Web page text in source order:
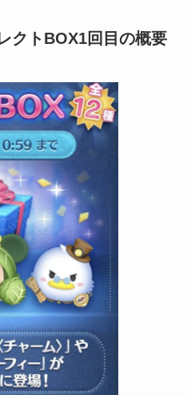
クトBOX1回目の概要